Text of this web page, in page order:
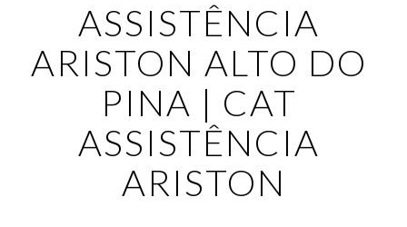
ASSISTÊNCIA
ARISTON ALTO DO
PINA | CAT
ASSISTÊNCIA
ARISTON